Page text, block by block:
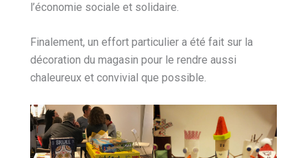
l’économie sociale et solidaire.
Finalement, un effort particulier a été fait sur la
décoration du magasin pour le rendre aussi
chaleureux et convivial que possible.